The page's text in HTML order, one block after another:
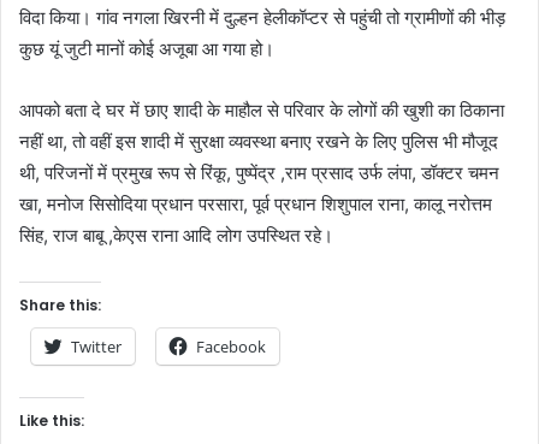
विदा किया। गांव नगला खिरनी में दुल्हन हेलीकॉप्टर से पहुंची तो ग्रामीणों की भीड़
कुछ यूं जुटी मानों कोई अजूबा आ गया हो।
आपको बता दे घर में छाए शादी के माहौल से परिवार के लोगों की खुशी का ठिकाना
नहीं था, तो वहीं इस शादी में सुरक्षा व्यवस्था बनाए रखने के लिए पुलिस भी मौजूद
थी, परिजनों में प्रमुख रूप से रिंकू, पुष्पेंद्र ,राम प्रसाद उर्फ लंपा, डॉक्टर चमन
खा, मनोज सिसोदिया प्रधान परसारा, पूर्व प्रधान शिशुपाल राना, कालू नरोत्तम
सिंह, राज बाबू ,केएस राना आदि लोग उपस्थित रहे।
Share this:
Twitter Facebook
Like this: